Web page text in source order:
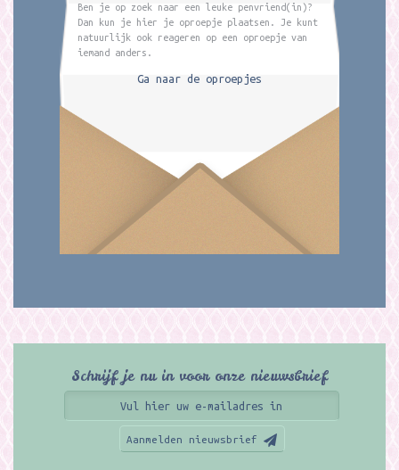
Ben je op zoek naar een leuke penvriend(in)?
Dan kun je hier je oproepje plaatsen. Je kunt
natuurlijk ook reageren op een oproepje van
iemand anders.
Ga naar de oproepjes
Schrijf je nu in voor onze nieuwsbrief
Aanmelden nieuwsbrief